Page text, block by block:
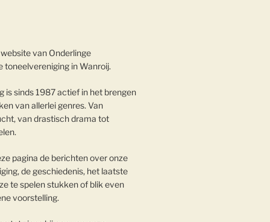
van Onderlinge
toneelvereniging in Wanroij.
is sinds 1987 actief in het brengen
van allerlei genres. Van
van drastisch drama tot
pagina de berichten over onze
de geschiedenis, het laatste
te spelen stukken of blik even
voorstelling.